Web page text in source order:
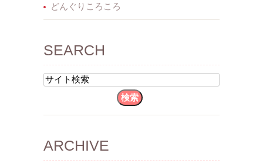
どんぐりころころ
SEARCH
ARCHIVE